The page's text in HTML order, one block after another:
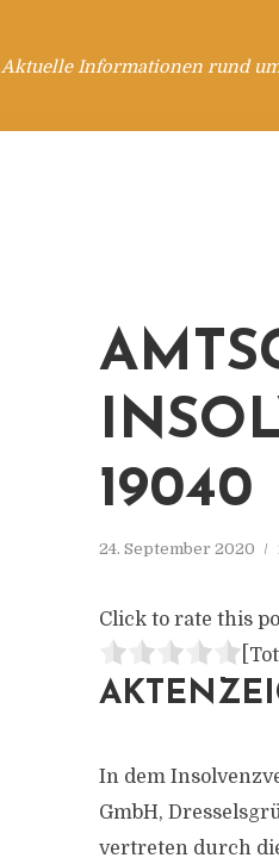
Aktuelle Informationen rund
19040
24. September 2020
Click to rate this
In dem
GmbH,
vertreten durch